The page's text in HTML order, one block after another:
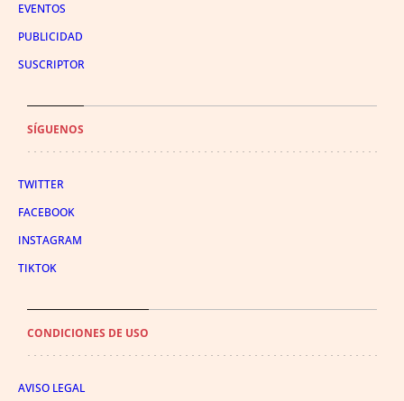
EVENTOS
PUBLICIDAD
SUSCRIPTOR
SÍGUENOS
TWITTER
FACEBOOK
INSTAGRAM
TIKTOK
CONDICIONES DE USO
AVISO LEGAL